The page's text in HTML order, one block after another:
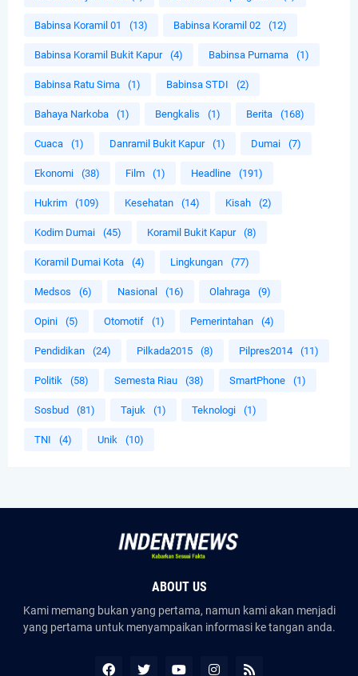
Babinsa Koramil 01 (13) Babinsa Koramil 02 (12)
Babinsa Koramil Bukit Kapur (4) Babinsa Purnama (1)
Babinsa Ratu Sima (1) Babinsa STDI (2)
Bahaya Narkoba (1) Bengkalis (1) Berita (168)
Cuaca (1) Danramil Bukit Kapur (1) Dumai (7)
Ekonomi (38) Film (1) Headline (191)
Hukrim (109) Kesehatan (14) Kisah (2)
Kodim Dumai (45) Koramil Bukit Kapur (8)
Koramil Dumai Kota (4) Lingkungan (77)
Medsos (6) Nasional (16) Olahraga (9)
Opini (5) Otomotif (1) Pemerintahan (4)
Pendidikan (24) Pilkada2015 (8) Pilpres2014 (11)
Politik (58) Semesta Riau (38) SmartPhone (1)
Sosbud (81) Tajuk (1) Teknologi (1)
TNI (4) Unik (10)
ABOUT US
Kami memang bukan yang pertama, namun kami akan menjadi
yang pertama untuk menyampaikan informasi ke tangan anda.